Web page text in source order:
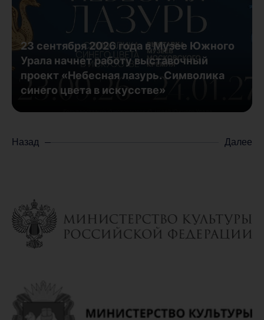
23 сентября 2026 года в Музее Южного
Урала начнет работу выставочный
проект «Небесная лазурь. Символика
синего цвета в искусстве»
Назад Далее